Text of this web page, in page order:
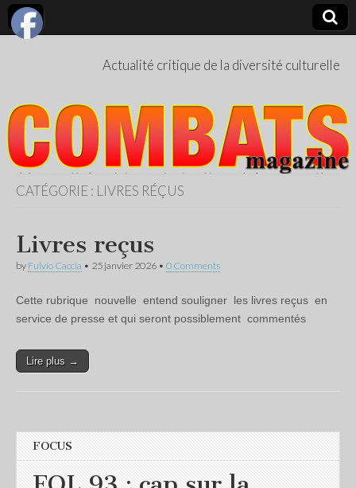
Actualité critique de la diversité culturelle
CATÉGORIE : LIVRES RÉÇUS
Livres reçus
by Fulvio Caccia • 25 janvier 2026 • 0 Comments
Cette rubrique nouvelle entend souligner les livres reçus en
service de presse et qui seront possiblement commentés
Lire plus →
FOCUS